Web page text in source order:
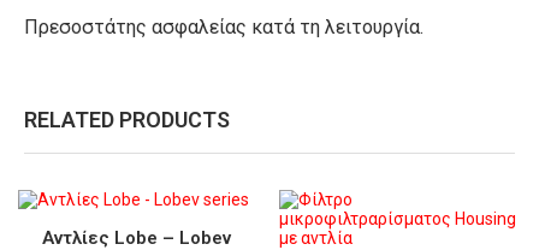
Πρεσοστάτης ασφαλείας κατά τη λειτουργία.
RELATED PRODUCTS
Αντλίες Lobe – Lobev